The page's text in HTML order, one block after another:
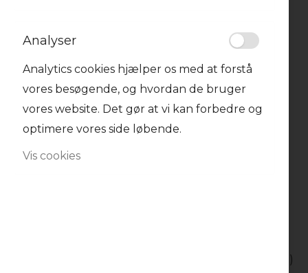
400g pasta (f.eks. spaghetti eller linguine)
Analyser
Analytics cookies hjælper os med at forstå
vores besøgende, og hvordan de bruger
vores website. Det gør at vi kan forbedre og
optimere vores side løbende.
Vis cookies